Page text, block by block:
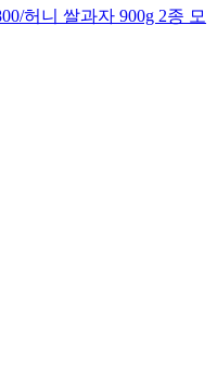
허니 쌀과자 900g 2종 모